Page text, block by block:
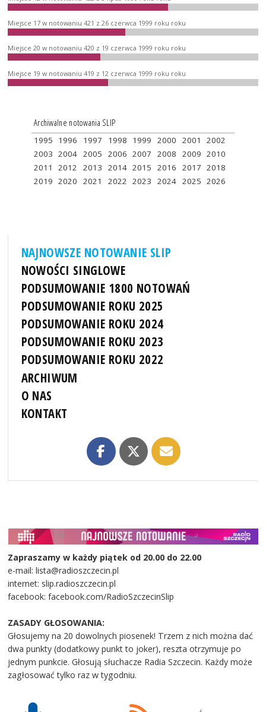
Miejsce 17 w notowaniu 421 z 26 czerwca 1999 roku roku
Miejsce 20 w notowaniu 420 z 19 czerwca 1999 roku roku
Miejsce 19 w notowaniu 419 z 12 czerwca 1999 roku roku
Archiwalne notowania SLIP
1995 1996 1997 1998 1999 2000 2001
2002
2003 2004 2005 2006 2007 2008 2009 2010
2011
2012 2013 2014 2015 2016 2017 2018
2019 2020 2021 2022 2023 2024 2025 2026
NAJNOWSZE NOTOWANIE SLIP
NOWOŚCI SINGLOWE
PODSUMOWANIE 1800 NOTOWAŃ
PODSUMOWANIE ROKU 2025
PODSUMOWANIE ROKU 2024
PODSUMOWANIE ROKU 2023
PODSUMOWANIE ROKU 2022
ARCHIWUM
O NAS
KONTAKT
Zapraszamy w każdy piątek od 20.00 do 22.00
e-mail: lista@radioszczecin.pl
internet: slip.radioszczecin.pl
facebook: facebook.com/RadioSzczecinSlip
ZASADY GŁOSOWANIA:
Głosujemy na 20 dowolnych piosenek! Trzem z nich można dać
dwa punkty (dodatkowy punkt to joker), reszta otrzymuje po
jednym punkcie. Głosują słuchacze Radia Szczecin. Każdy może
zagłosować tylko raz w tygodniu.